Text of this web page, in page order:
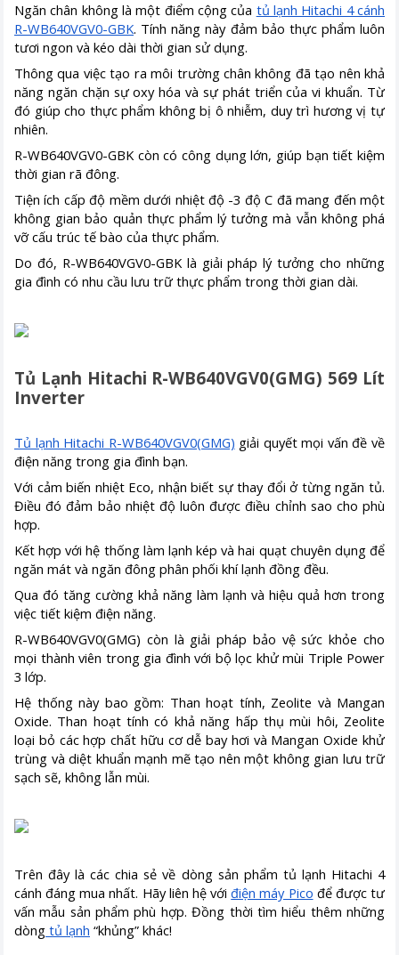
Ngăn chân không là một điểm cộng của tủ lạnh Hitachi 4 cánh
R-WB640VGV0-GBK. Tính năng này đảm bảo thực phẩm luôn
tươi ngon và kéo dài thời gian sử dụng.
Thông qua việc tạo ra môi trường chân không đã tạo nên khả
năng ngăn chặn sự oxy hóa và sự phát triển của vi khuẩn. Từ
đó giúp cho thực phẩm không bị ô nhiễm, duy trì hương vị tự
nhiên.
R-WB640VGV0-GBK còn có công dụng lớn, giúp bạn tiết kiệm
thời gian rã đông.
Tiện ích cấp độ mềm dưới nhiệt độ -3 độ C đã mang đến một
không gian bảo quản thực phẩm lý tưởng mà vẫn không phá
vỡ cấu trúc tế bào của thực phẩm.
Do đó, R-WB640VGV0-GBK là giải pháp lý tưởng cho những
gia đình có nhu cầu lưu trữ thực phẩm trong thời gian dài.
Tủ Lạnh Hitachi R-WB640VGV0(GMG) 569 Lít
Inverter
Tủ lạnh Hitachi R-WB640VGV0(GMG) giải quyết mọi vấn đề về
điện năng trong gia đình bạn.
Với cảm biến nhiệt Eco, nhận biết sự thay đổi ở từng ngăn tủ.
Điều đó đảm bảo nhiệt độ luôn được điều chỉnh sao cho phù
hợp.
Kết hợp với hệ thống làm lạnh kép và hai quạt chuyên dụng để
ngăn mát và ngăn đông phân phối khí lạnh đồng đều.
Qua đó tăng cường khả năng làm lạnh và hiệu quả hơn trong
việc tiết kiệm điện năng.
R-WB640VGV0(GMG) còn là giải pháp bảo vệ sức khỏe cho
mọi thành viên trong gia đình với bộ lọc khử mùi Triple Power
3 lớp.
Hệ thống này bao gồm: Than hoạt tính, Zeolite và Mangan
Oxide. Than hoạt tính có khả năng hấp thụ mùi hôi, Zeolite
loại bỏ các hợp chất hữu cơ dễ bay hơi và Mangan Oxide khử
trùng và diệt khuẩn mạnh mẽ tạo nên một không gian lưu trữ
sạch sẽ, không lẫn mùi.
Trên đây là các chia sẻ về dòng sản phẩm tủ lạnh Hitachi 4
cánh đáng mua nhất. Hãy liên hệ vớiđiện máy Pico để được tư
vấn mẫu sản phẩm phù hợp. Đồng thời tìm hiểu thêm những
dòng tủ lạnh “khủng” khác!